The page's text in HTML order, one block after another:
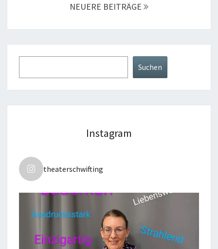
NEUERE BEITRÄGE
Suchen
Instagram
theaterschwifting